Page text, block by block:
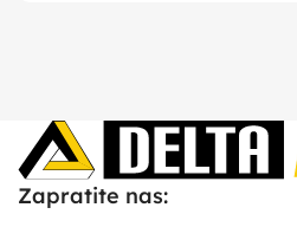
Zapratite nas: